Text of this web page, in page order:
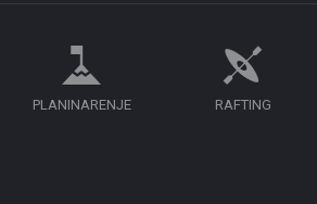
PLANINARENJE RAFTING